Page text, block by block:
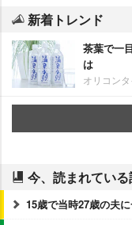
新着トレンド
茶葉で一
は
オリコン
今、読まれてい
15歳で当時27歳の夫